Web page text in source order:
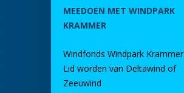
MEEDOEN MET WINDPARK
KRAMMER
Windfonds Windpark Krammer
Lid worden van Deltawind of
Zeeuwind